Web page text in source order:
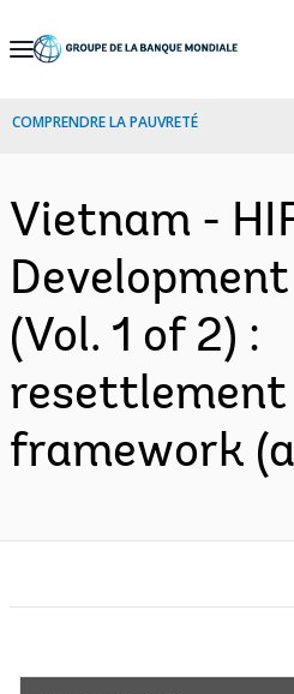
Skip
Navigation
COMPRENDRE LA PAUVRETÉ
Vietnam -
(Vol. 1 of 2) :
resettlement
framework